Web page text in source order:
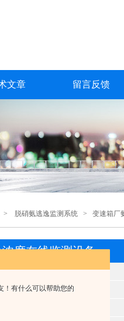
！有什么可以帮助您的
文章 留言反馈
> 脱硝氨逃逸监测系统 > 变速箱厂
度在线监测设备
06-07